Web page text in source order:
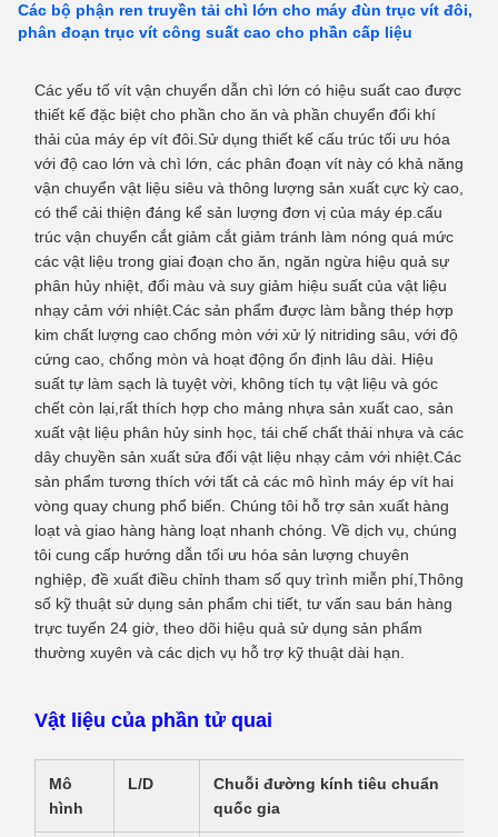
Các bộ phận ren truyền tải chì lớn cho máy đùn trục vít đôi,
phân đoạn trục vít công suất cao cho phần cấp liệu
Các yếu tố vít vận chuyển dẫn chì lớn có hiệu suất cao được
thiết kế đặc biệt cho phần cho ăn và phần chuyển đổi khí
thải của máy ép vít đôi.Sử dụng thiết kế cấu trúc tối ưu hóa
với độ cao lớn và chì lớn, các phân đoạn vít này có khả năng
vận chuyển vật liệu siêu và thông lượng sản xuất cực kỳ cao,
có thể cải thiện đáng kể sản lượng đơn vị của máy ép.cấu
trúc vận chuyển cắt giảm cắt giảm tránh làm nóng quá mức
các vật liệu trong giai đoạn cho ăn, ngăn ngừa hiệu quả sự
phân hủy nhiệt, đổi màu và suy giảm hiệu suất của vật liệu
nhạy cảm với nhiệt.Các sản phẩm được làm bằng thép hợp
kim chất lượng cao chống mòn với xử lý nitriding sâu, với độ
cứng cao, chống mòn và hoạt động ổn định lâu dài. Hiệu
suất tự làm sạch là tuyệt vời, không tích tụ vật liệu và góc
chết còn lại,rất thích hợp cho mảng nhựa sản xuất cao, sản
xuất vật liệu phân hủy sinh học, tái chế chất thải nhựa và các
dây chuyền sản xuất sửa đổi vật liệu nhạy cảm với nhiệt.Các
sản phẩm tương thích với tất cả các mô hình máy ép vít hai
vòng quay chung phổ biến. Chúng tôi hỗ trợ sản xuất hàng
loạt và giao hàng hàng loạt nhanh chóng. Về dịch vụ, chúng
tôi cung cấp hướng dẫn tối ưu hóa sản lượng chuyên
nghiệp, đề xuất điều chỉnh tham số quy trình miễn phí,Thông
số kỹ thuật sử dụng sản phẩm chi tiết, tư vấn sau bán hàng
trực tuyến 24 giờ, theo dõi hiệu quả sử dụng sản phẩm
thường xuyên và các dịch vụ hỗ trợ kỹ thuật dài hạn.
Vật liệu của phần tử quai
Mô
hình
L/D
Chuỗi đường kính tiêu chuẩn
quốc gia